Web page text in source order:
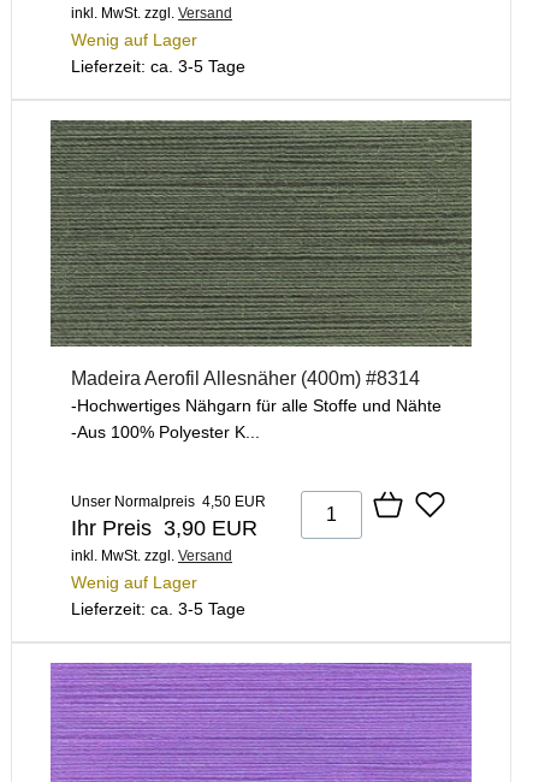
inkl. MwSt. zzgl. Versand
Wenig auf Lager
Lieferzeit: ca. 3-5 Tage
Madeira Aerofil Allesnäher (400m) #8314
-Hochwertiges Nähgarn für alle Stoffe und Nähte
-Aus 100% Polyester K...
Unser Normalpreis 4,50 EUR
Ihr Preis 3,90 EUR
inkl. MwSt. zzgl. Versand
Wenig auf Lager
Lieferzeit: ca. 3-5 Tage